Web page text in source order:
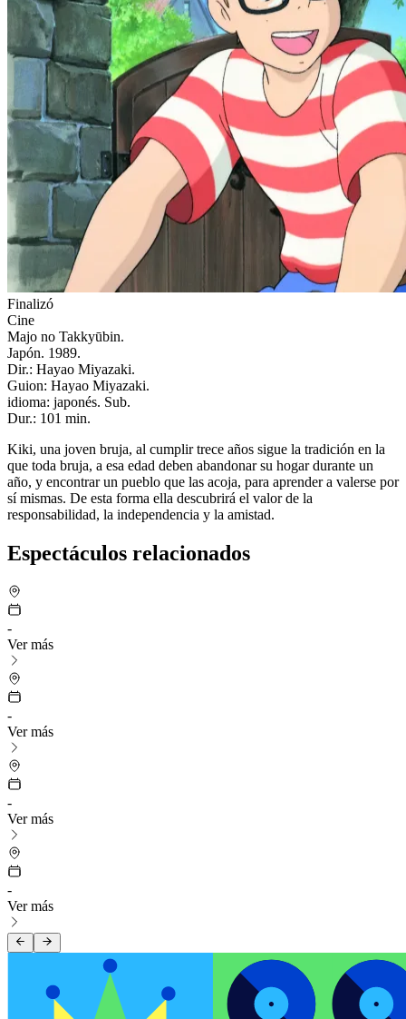
Finalizó
Cine
Majo no Takkyūbin.
Japón. 1989.
Dir.: Hayao Miyazaki.
Guion: Hayao Miyazaki.
idioma: japonés. Sub.
Dur.: 101 min.
Kiki, una joven bruja, al cumplir trece años sigue la tradición en la
que toda bruja, a esa edad deben abandonar su hogar durante un
año, y encontrar un pueblo que las acoja, para aprender a valerse por
sí mismas. De esta forma ella descubrirá el valor de la
responsabilidad, la independencia y la amistad.
Espectáculos relacionados
-
Ver más
-
Ver más
-
Ver más
-
Ver más